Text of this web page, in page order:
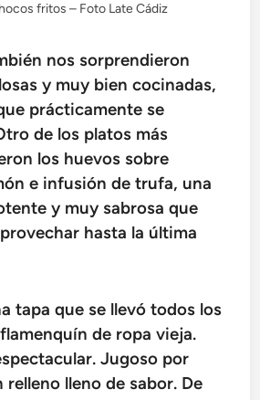
fritos – Foto Late Cádiz
nos sorprendieron
y muy bien cocinadas,
prácticamente se
de los platos más
los huevos sobre
e infusión de trufa, una
y muy sabrosa que
hasta la última
tapa que se llevó todos los
de ropa vieja.
Jugoso por
lleno de sabor. De